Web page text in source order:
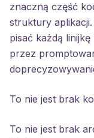
znaczną część
struktury
pisać każdą
przez
To nie jest brak
To nie jest brak